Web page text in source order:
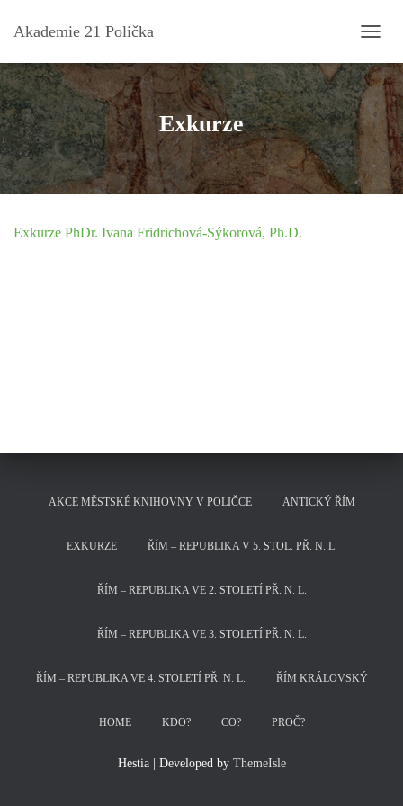
Akademie 21 Polička
Ř
E
P
N
O
T
N
Exkurze
Exkurze PhDr. Ivana Fridrichová-Sýkorová, Ph.D.
AKCE MĚSTSKÉ KNIHOVNY V POLIČCE ANTICKÝ ŘÍM
EXKURZE ŘÍM – REPUBLIKA V 5. STOL. PŘ. N. L.
ŘÍM – REPUBLIKA VE 2. STOLETÍ PŘ. N. L.
ŘÍM – REPUBLIKA VE 3. STOLETÍ PŘ. N. L.
ŘÍM – REPUBLIKA VE 4. STOLETÍ PŘ. N. L. ŘÍM KRÁLOVSKÝ
HOME KDO? CO? PROČ?
Hestia | Developed by ThemeIsle